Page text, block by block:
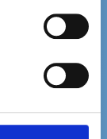
kunder og
rejse.